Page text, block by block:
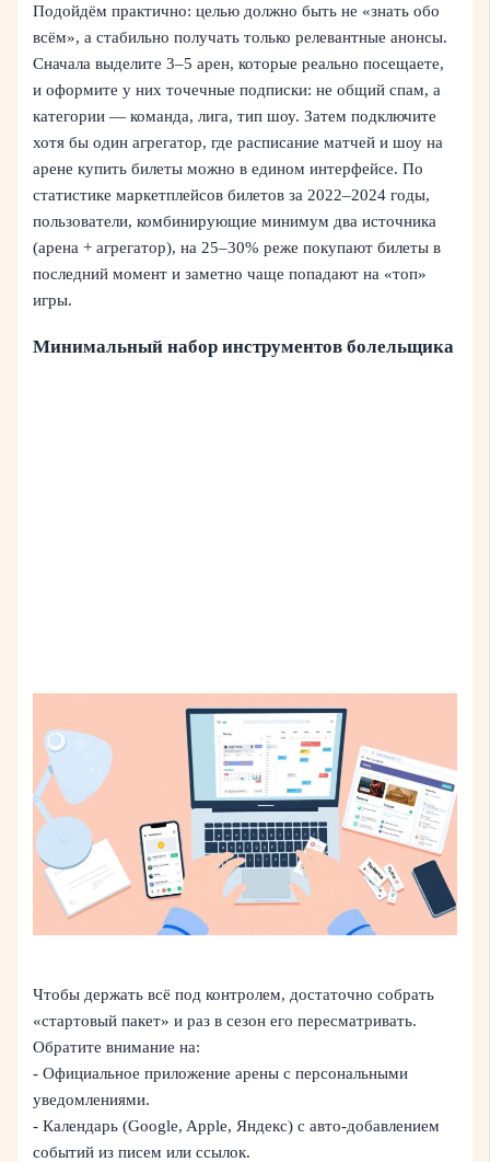
Подойдём практично: целью должно быть не «знать обо
всём», а стабильно получать только релевантные анонсы.
Сначала выделите 3–5 арен, которые реально посещаете,
и оформите у них точечные подписки: не общий спам, а
категории — команда, лига, тип шоу. Затем подключите
хотя бы один агрегатор, где расписание матчей и шоу на
арене купить билеты можно в едином интерфейсе. По
статистике маркетплейсов билетов за 2022–2024 годы,
пользователи, комбинирующие минимум два источника
(арена + агрегатор), на 25–30% реже покупают билеты в
последний момент и заметно чаще попадают на «топ»
игры.
Минимальный набор инструментов болельщика
Чтобы держать всё под контролем, достаточно собрать
«стартовый пакет» и раз в сезон его пересматривать.
Обратите внимание на:
- Официальное приложение арены с персональными
уведомлениями.
- Календарь (Google, Apple, Яндекс) с авто‑добавлением
событий из писем или ссылок.